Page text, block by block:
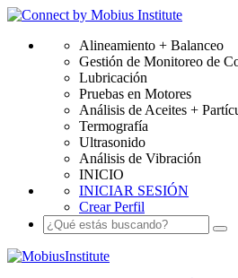
Alineamiento + Balanceo
Gestión de Monitoreo de
Lubricación
Pruebas en Motores
Análisis de Aceites +
Termografía
Ultrasonido
Análisis de Vibración
INICIO
INICIAR SESIÓN
Crear Perfil